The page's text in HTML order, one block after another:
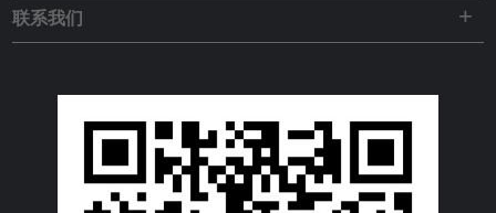
联系我们 +